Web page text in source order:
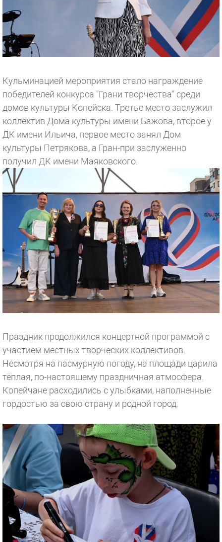
Кульминацией мероприятия стало награждение
победителей конкурса "Грани творчества" среди
домов культуры Копейска. Третье место заслужил
коллектив Дома культуры имени Бажова, второе у
ДК имени Ильича, первое место занял Дом
культуры Петрякова, а Гран-при заслуженно
получил ДК имени Маяковского.
Праздник продолжился концертной программой с
участием местных творческих коллективов.
Несмотря на пасмурную погоду, на площади царила
тёплая, по-настоящему праздничная атмосфера.
Копейчане расходились с улыбками, наполненные
гордостью за свою страну и родной город.